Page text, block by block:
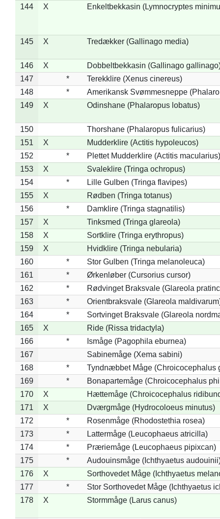
144
X Enkeltbekkasin (Lymnocryptes
145 X Tredækker (Gallinago media)
146 X
Dobbeltbekkasin (Gallinago
147
*
Terekklire (Xenus cinereus)
148
*
Amerikansk Svømmesneppe
149
X Odinshane (Phalaropus lobatus)
150
Thorshane (Phalaropus fulicarius)
151
X
Mudderklire (Actitis hypoleucos)
152
*
Plettet Mudderklire (Actitis macularius)
153
X
Svaleklire (Tringa ochropus)
154
*
Lille Gulben (Tringa flavipes)
155
X
Rødben (Tringa totanus)
156
*
Damklire (Tringa stagnatilis)
157
X
Tinksmed (Tringa glareola)
158
X
Sortklire (Tringa erythropus)
159
X
Hvidklire (Tringa nebularia)
160
*
Stor Gulben (Tringa melanoleuca)
161
*
Ørkenløber (Cursorius cursor)
162
*
Rødvinget Braksvale (Glareola
163
*
Orientbraksvale (Glareola
164
*
Sortvinget Braksvale (Glareola
165
X
Ride (Rissa tridactyla)
166
*
Ismåge (Pagophila eburnea)
167
Sabinemåge (Xema sabini)
168
*
Tyndnæbbet Måge (Chroicocephalus
169
*
Bonapartemåge (Chroicocephalus
170
X
Hættemåge (Chroicocephalus
171
X
Dværgmåge (Hydrocoloeus minutus)
172
*
Rosenmåge (Rhodostethia rosea)
173
*
Lattermåge (Leucophaeus atricilla)
174
*
Præriemåge (Leucophaeus pipixcan)
175
*
Audouinsmåge (Ichthyaetus
176
X
Sorthovedet Måge (Ichthyaetus
177
*
Stor Sorthovedet Måge (Ichthyaetus
178
X Stormmåge (Larus canus)